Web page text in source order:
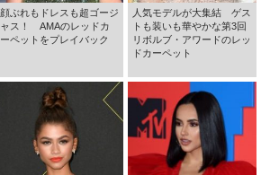
顔ぶれもドレスも超ゴージ
ャス！ AMAのレッドカ
ーペットをプレイバック
人気モデルが大集結 ゲス
トも装いも華やかな第3回
リボルブ・アワードのレッ
ドカーペット